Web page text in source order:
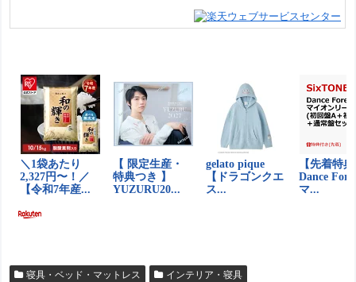
寝具・ベッド・マットレス インテリア・寝具